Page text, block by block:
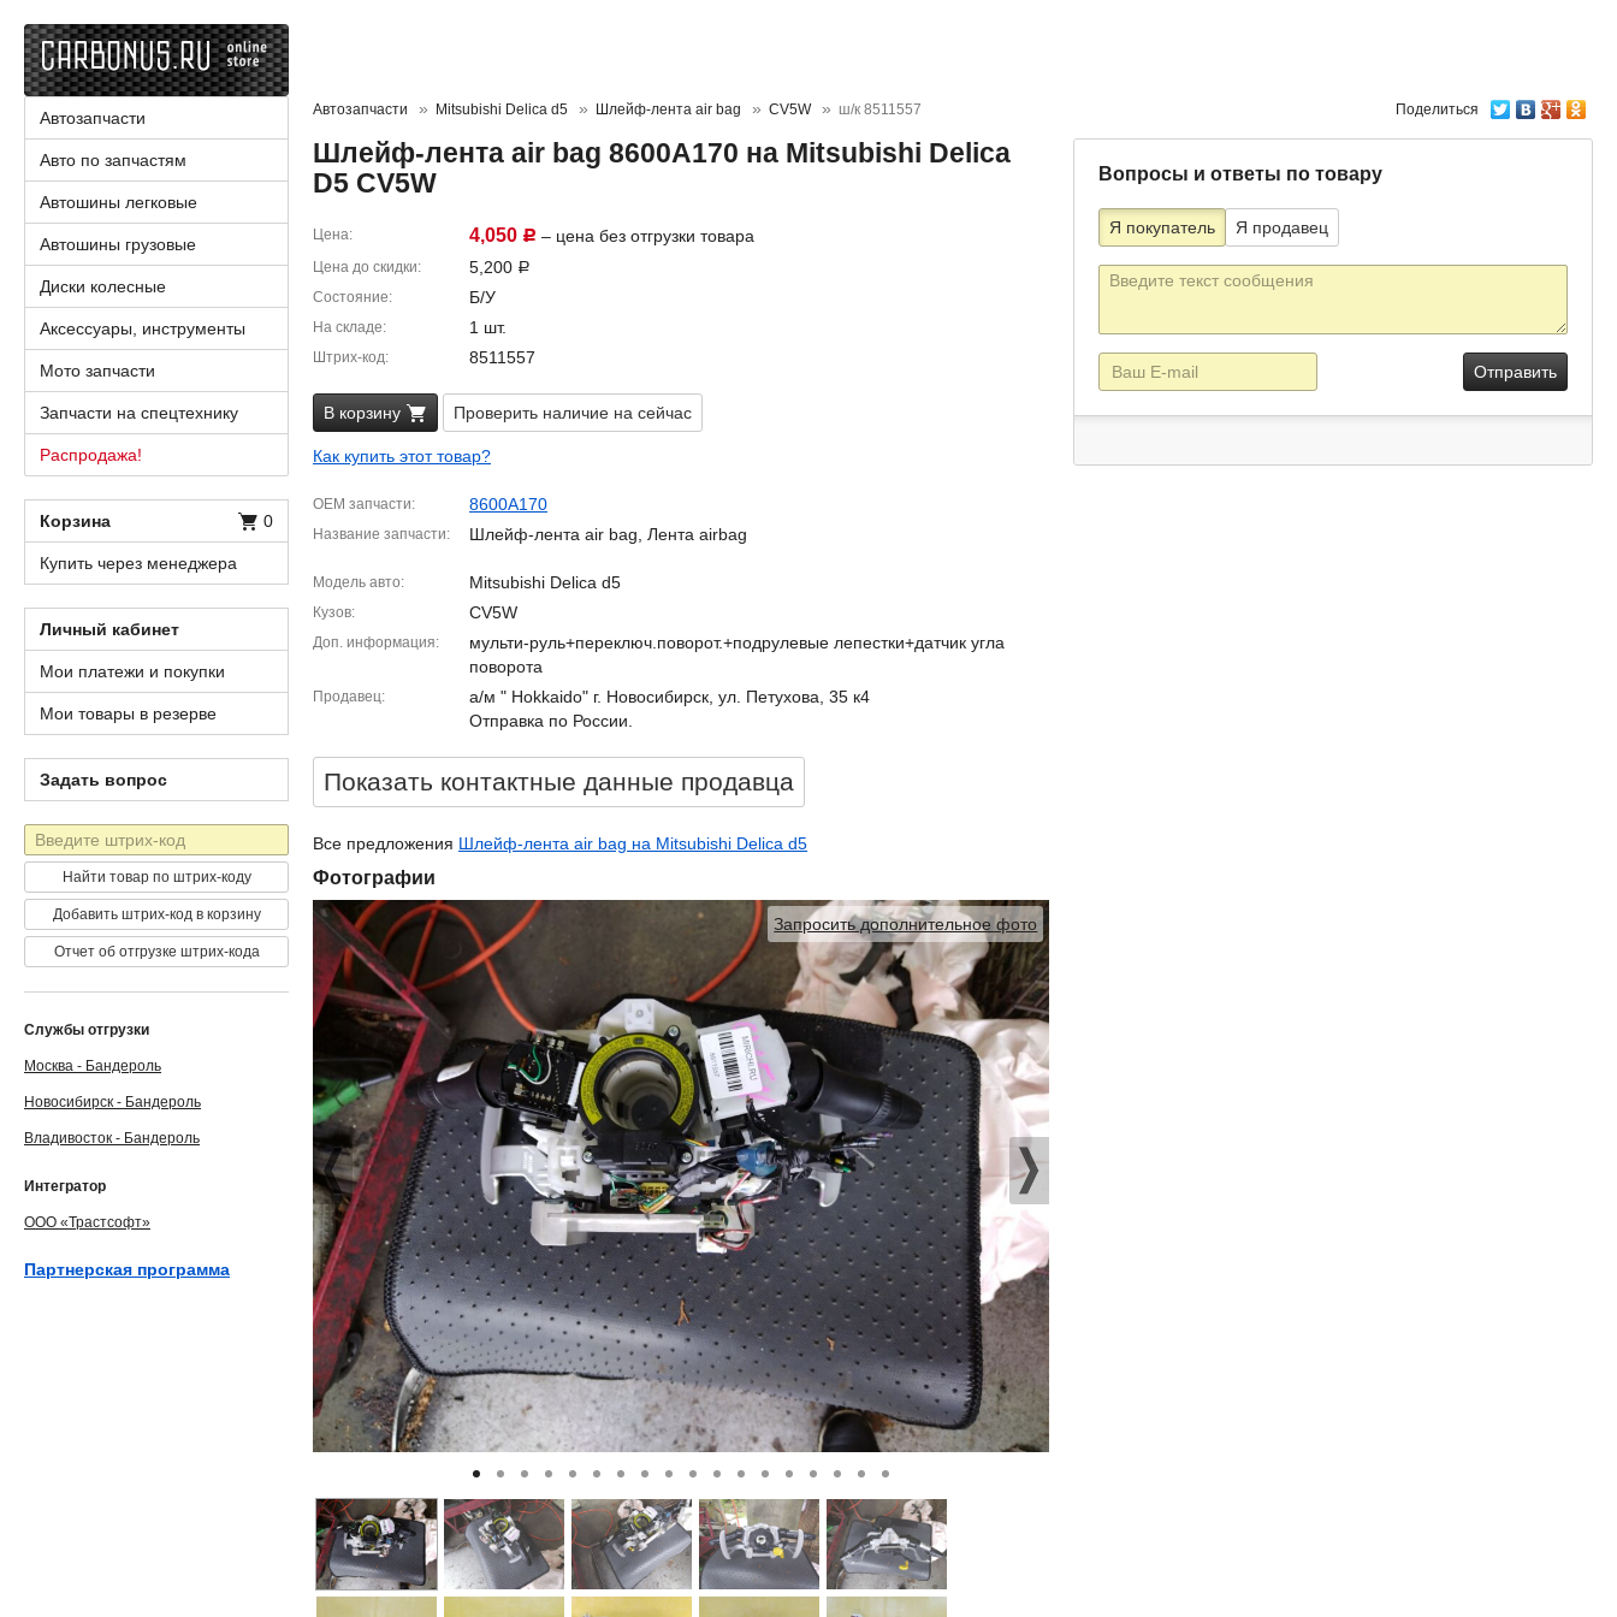
Поделиться
Автозапчасти Mitsubishi Delica d5 Шлейф-лента air bag CV5W ш/к 8511557
Шлейф-лента air bag 8600A170 на Mitsubishi Delica
D5 CV5W
Цена 4,050 Р – цена без отгрузки товара
Цена до скидки 5,200 Р
Состояние Б/У
На складе 1 шт.
Штрих-код 8511557
В корзину Проверить наличие на сейчас
Как купить этот товар?
OEM запчасти 8600A170
Название запчасти Шлейф-лента air bag, Лента airbag
Модель авто Mitsubishi Delica d5
Кузов CV5W
Доп. информация
мульти-руль+переключ.поворот.+подрулевые лепестки+датчик угла
поворота
Продавец
а/м " Hokkaido" г. Новосибирск, ул. Петухова, 35 к4
Отправка по России.
Показать контактные данные продавцa
Все предложения Шлейф-лента air bag на Mitsubishi Delica d5
Фотографии
Запросить дополнительное фото
Вопросы и ответы по товару
Я покупатель Я продавец
Текст
E-
mail
Автозапчасти
Авто по запчастям
Автошины легковые
Автошины грузовые
Диски колесные
Аксессуары, инструменты
Мото запчасти
Запчасти на спецтехнику
Распродажа!
Корзина 0
Купить через менеджера
Личный кабинет
Мои платежи и покупки
Мои товары в резерве
Задать вопрос
Штрих-
код
Найти товар по штрих-коду
Добавить штрих-код в корзину
Отчет об отгрузке штрих-кода
Службы отгрузки
Москва - Бандероль
Новосибирск - Бандероль
Владивосток - Бандероль
Интегратор
ООО «Трастсофт»
Партнерская программа